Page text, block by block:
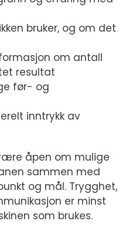
bruker, og om det
om antall
resultat
før- og
inntrykk av
åpen om mulige
sammen med
og mål. Trygghet,
er minst
som brukes.